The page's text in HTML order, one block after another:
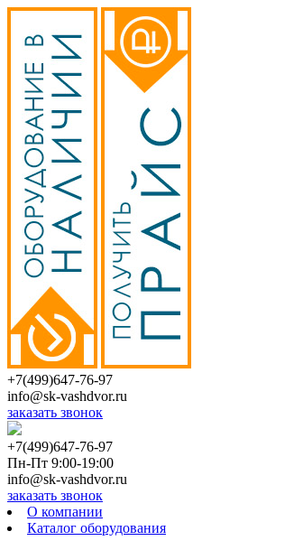
+7(499)647-76-97
info@sk-vashdvor.ru
заказать звонок
+7(499)647-76-97
Пн-Пт 9:00-19:00
info@sk-vashdvor.ru
заказать звонок
О компании
Каталог оборудования